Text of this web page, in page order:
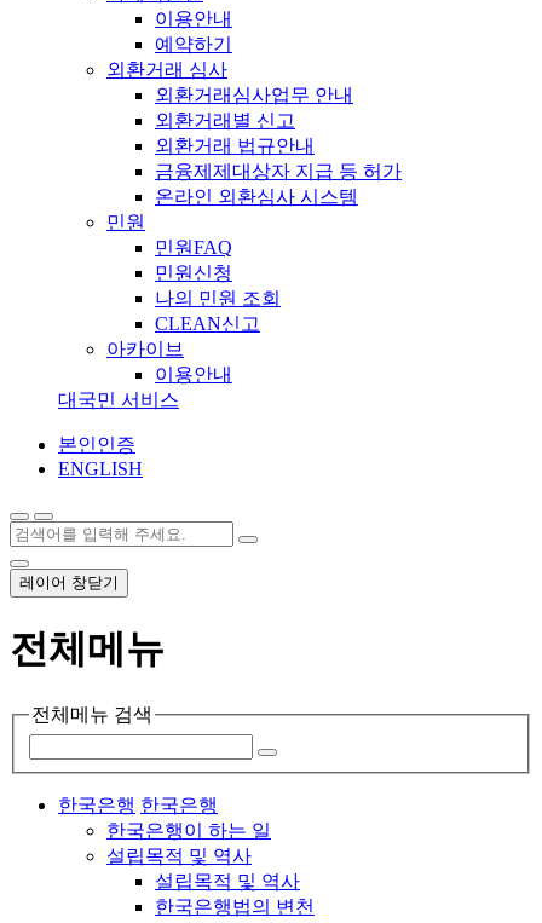
이용안내
예약하기
외환거래 심사
외환거래심사업무 안내
외환거래별 신고
외환거래 법규안내
금융제제대상자 지급 등 허가
온라인 외환심사 시스템
민원
민원FAQ
민원신청
나의 민원 조회
CLEAN신고
아카이브
이용안내
대국민 서비스
본인인증
ENGLISH
레이어 창닫기
전체메뉴
전체메뉴 검색
한국은행 한국은행
한국은행이 하는 일
설립목적 및 역사
설립목적 및 역사
한국은행법의 변천